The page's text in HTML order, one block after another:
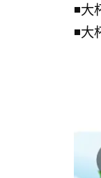
◾
◾